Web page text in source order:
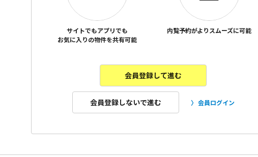
サイトでもアプリでも
お気に入りの物件を共有可能
内覧予約がよりスムーズに可能
会員登録して進む
会員登録しないで進む 会員ログイン